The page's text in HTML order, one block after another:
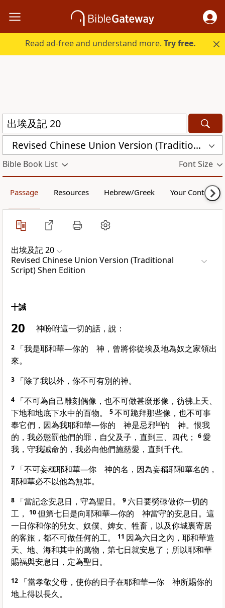
Read ad-free and understand more.Try free.
Revised Chinese Union Version (Traditional Script) Shen Edition (RCU17TS)
Bible Book List Font Size
Passage Resources Hebrew/Greek Your Content
出埃及記 20
Revised Chinese Union Version (Traditional
Script) Shen Edition
十誡
20 神吩咐這一切的話，說：
2 「我是耶和華—你的 神，曾將你從埃及地為奴之家領出
來。
3 「除了我以外，你不可有別的神。
4
「不可為自己雕刻偶像，也不可做甚麼形像，彷彿上天、
下地和地底下水中的百物。
5不可跪拜那些像，也不可事
奉它們，因為我耶和華—你的 神是忌邪[a]的 神。恨我
的，我必懲罰他們的罪，自父及子，直到三、四代；
6愛
我，守我誡命的，我必向他們施慈愛，直到千代。
7
「不可妄稱耶和華—你 神的名，因為妄稱耶和華名的，
耶和華必不以他為無罪。
8 「當記念安息日，守為聖日。 9 六日要勞碌做你一切的
工，
10但第七日是向耶和華—你的 神當守的安息日。這
一日你和你的兒女、奴僕、婢女、牲畜，以及你城裏寄居
的客旅，都不可做任何的工。
11 因為六日之內，耶和華造
天、地、海和其中的萬物，第七日就安息了；所以耶和華
賜福與安息日，定為聖日。
12
「當孝敬父母，使你的日子在耶和華—你 神所賜你的
地上得以長久。